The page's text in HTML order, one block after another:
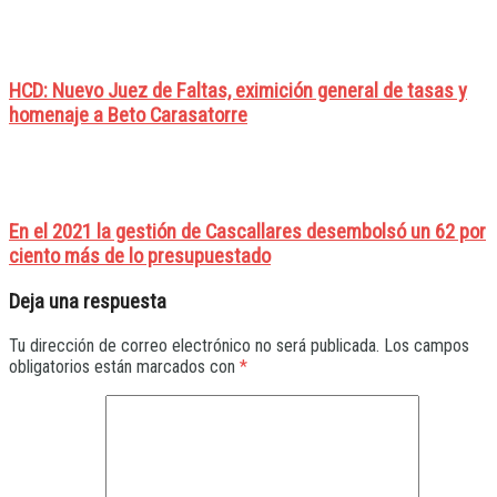
HCD: Nuevo Juez de Faltas, eximición general de tasas y
homenaje a Beto Carasatorre
En el 2021 la gestión de Cascallares desembolsó un 62 por
ciento más de lo presupuestado
Deja una respuesta
Tu dirección de correo electrónico no será publicada. Los campos
obligatorios están marcados con *